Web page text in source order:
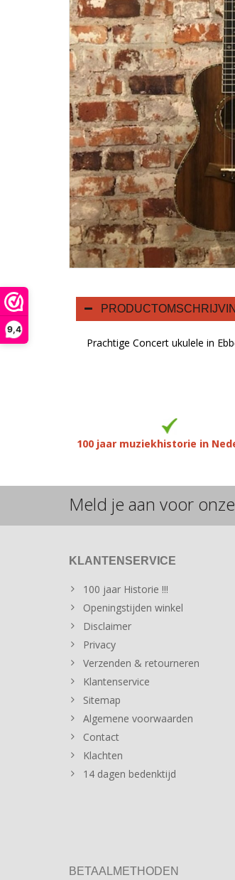
9,4
Prachtige Concert ukulele in
100 jaar muziekhistorie in
Meld je aan voor
KLANTENSERVICE
100 jaar Historie !!!
Openingstijden winkel
Disclaimer
Privacy
Verzenden & retourneren
Klantenservice
Sitemap
Algemene voorwaarden
Contact
Klachten
14 dagen bedenktijd
BETAALMETHODEN